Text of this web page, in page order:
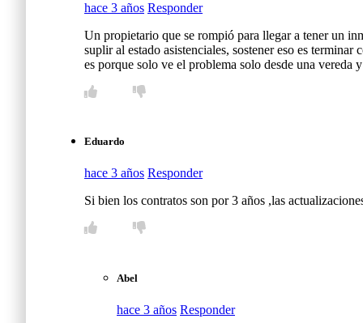
hace 3 años Responder
Un propietario que se rompió para llegar a tener un
suplir al estado asistenciales, sostener eso es
es porque solo ve el problema solo desde una vereda
Eduardo
hace 3 años Responder
Si bien los contratos son por 3 años ,las
Abel
hace 3 años Responder